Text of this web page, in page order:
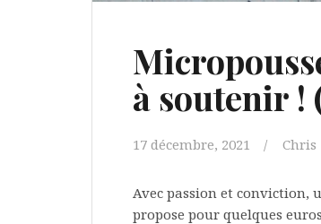
à soutenir !
17 décembre, 2021 Chris
Avec passion et conviction,
propose pour quelques